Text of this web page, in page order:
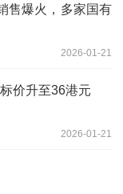
售爆火，多家国有
2026-01-21
价升至36港元
2026-01-21